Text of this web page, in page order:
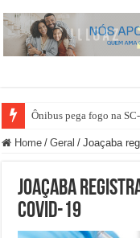
Ônibus pega fogo na
Home / Geral / Joaçaba
Joaçaba
Covid-19